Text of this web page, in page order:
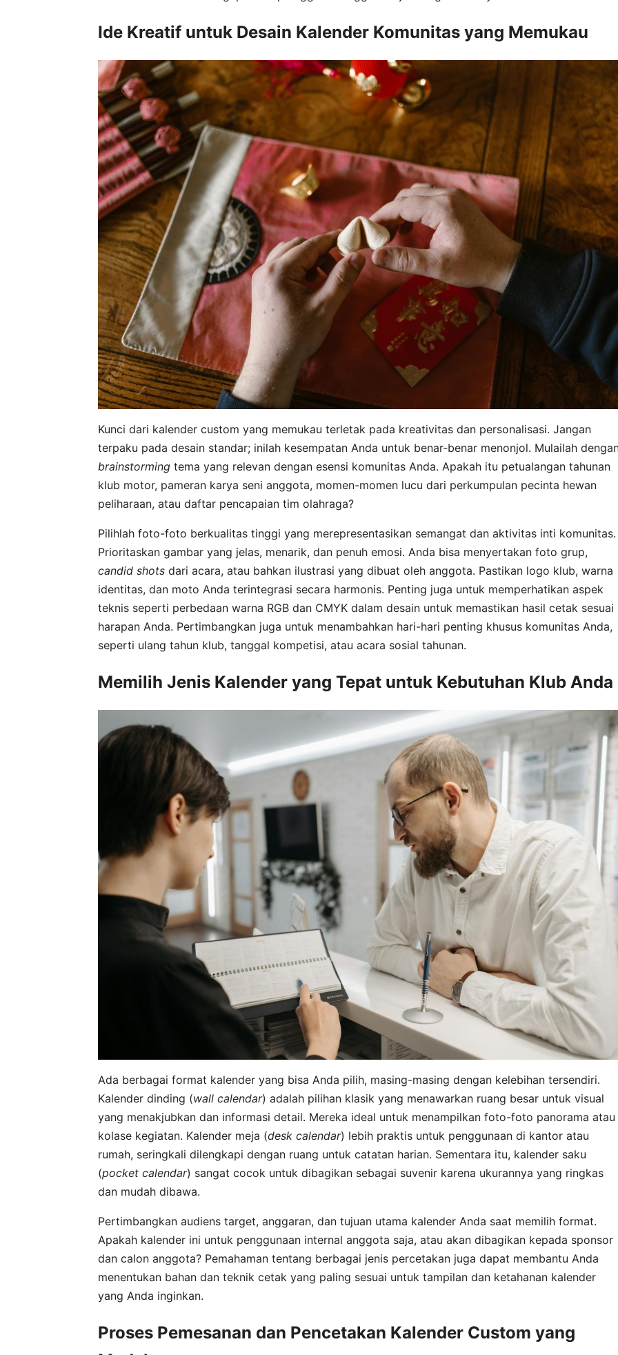
Ide Kreatif untuk Desain Kalender Komunitas yang Memukau
Kunci dari kalender custom yang memukau terletak pada kreativitas dan personalisasi. Jangan
terpaku pada desain standar; inilah kesempatan Anda untuk benar-benar menonjol. Mulailah
brainstorming tema yang relevan dengan esensi komunitas Anda. Apakah itu petualangan tahunan
klub motor, pameran karya seni anggota, momen-momen lucu dari perkumpulan pecinta hewan
peliharaan, atau daftar pencapaian tim olahraga?
Pilihlah foto-foto berkualitas tinggi yang merepresentasikan semangat dan aktivitas inti komunitas.
Prioritaskan gambar yang jelas, menarik, dan penuh emosi. Anda bisa menyertakan foto grup,
candid shots dari acara, atau bahkan ilustrasi yang dibuat oleh anggota. Pastikan logo klub, warna
identitas, dan moto Anda terintegrasi secara harmonis. Penting juga untuk memperhatikan aspek
teknis seperti perbedaan warna RGB dan CMYK dalam desain untuk memastikan hasil cetak sesuai
harapan Anda. Pertimbangkan juga untuk menambahkan hari-hari penting khusus komunitas Anda,
seperti ulang tahun klub, tanggal kompetisi, atau acara sosial tahunan.
Memilih Jenis Kalender yang Tepat untuk Kebutuhan Klub Anda
Ada berbagai format kalender yang bisa Anda pilih, masing-masing dengan kelebihan tersendiri.
Kalender dinding (wall calendar) adalah pilihan klasik yang menawarkan ruang besar untuk visual
yang menakjubkan dan informasi detail. Mereka ideal untuk menampilkan foto-foto panorama atau
kolase kegiatan. Kalender meja (desk calendar) lebih praktis untuk penggunaan di kantor atau
rumah, seringkali dilengkapi dengan ruang untuk catatan harian. Sementara itu, kalender saku
(pocket calendar) sangat cocok untuk dibagikan sebagai suvenir karena ukurannya yang ringkas
dan mudah dibawa.
Pertimbangkan audiens target, anggaran, dan tujuan utama kalender Anda saat memilih format.
Apakah kalender ini untuk penggunaan internal anggota saja, atau akan dibagikan kepada sponsor
dan calon anggota? Pemahaman tentang berbagai jenis percetakan juga dapat membantu Anda
menentukan bahan dan teknik cetak yang paling sesuai untuk tampilan dan ketahanan kalender
yang Anda inginkan.
Proses Pemesanan dan Pencetakan Kalender Custom yang